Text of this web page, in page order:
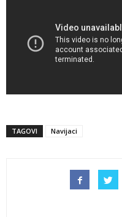
TAGOVI Navijaci